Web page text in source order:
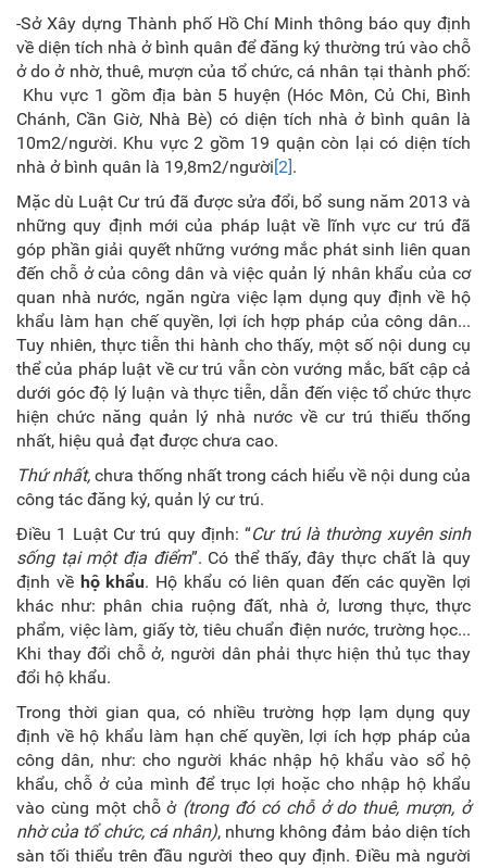
-Sở Xây dựng Thành phố Hồ Chí Minh thông báo quy định
về diện tích nhà ở bình quân để đăng ký thường trú vào chỗ
ở do ở nhờ, thuê, mượn của tổ chức, cá nhân tại thành phố:
Khu vực 1 gồm địa bàn 5 huyện (Hóc Môn, Củ Chi, Bình
Chánh, Cần Giờ, Nhà Bè) có diện tích nhà ở bình quân là
10m2/người. Khu vực 2 gồm 19 quận còn lại có diện tích
nhà ở bình quân là 19,8m2/người[2].
Mặc dù Luật Cư trú đã được sửa đổi, bổ sung năm 2013 và
những quy định mới của pháp luật về lĩnh vực cư trú đã
góp phần giải quyết những vướng mắc phát sinh liên quan
đến chỗ ở của công dân và việc quản lý nhân khẩu của cơ
quan nhà nước, ngăn ngừa việc lạm dụng quy định về hộ
khẩu làm hạn chế quyền, lợi ích hợp pháp của công dân...
Tuy nhiên, thực tiễn thi hành cho thấy, một số nội dung cụ
thể của pháp luật về cư trú vẫn còn vướng mắc, bất cập cả
dưới góc độ lý luận và thực tiễn, dẫn đến việc tổ chức thực
hiện chức năng quản lý nhà nước về cư trú thiếu thống
nhất, hiệu quả đạt được chưa cao.
Thứ nhất, chưa thống nhất trong cách hiểu về nội dung của
công tác đăng ký, quản lý cư trú.
Điều 1 Luật Cư trú quy định: “Cư trú là thường xuyên sinh
sống tại một địa điểm”. Có thể thấy, đây thực chất là quy
định về hộ khẩu. Hộ khẩu có liên quan đến các quyền lợi
khác như: phân chia ruộng đất, nhà ở, lương thực, thực
phẩm, việc làm, giấy tờ, tiêu chuẩn điện nước, trường học...
Khi thay đổi chỗ ở, người dân phải thực hiện thủ tục thay
đổi hộ khẩu.
Trong thời gian qua, có nhiều trường hợp lạm dụng quy
định về hộ khẩu làm hạn chế quyền, lợi ích hợp pháp của
công dân, như: cho người khác nhập hộ khẩu vào sổ hộ
khẩu, chỗ ở của mình để trục lợi hoặc cho nhập hộ khẩu
vào cùng một chỗ ở (trong đó có chỗ ở do thuê, mượn, ở
nhờ của tổ chức, cá nhân), nhưng không đảm bảo diện tích
sàn tối thiểu trên đầu người theo quy định. Điều mà người